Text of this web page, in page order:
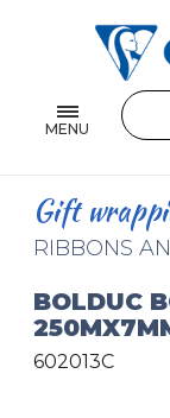
MENU
Single and
Fine arts
Handicraft
Pencil cases &
Gift
RIBBONS
BOLDUC
602013C